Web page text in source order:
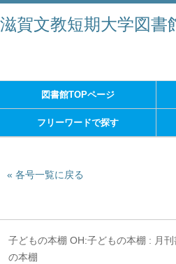
滋賀文教短期大学図書
図書館TOPページ
フリーワードで探す
各号一覧に戻る
子どもの本棚 OH:子どもの本棚 : 月
の本棚